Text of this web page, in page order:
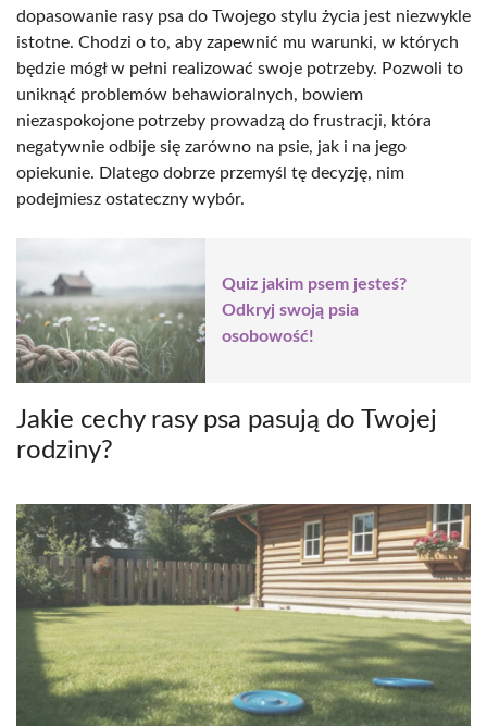
dopasowanie rasy psa do Twojego stylu życia jest niezwykle
istotne. Chodzi o to, aby zapewnić mu warunki, w których
będzie mógł w pełni realizować swoje potrzeby. Pozwoli to
uniknąć problemów behawioralnych, bowiem
niezaspokojone potrzeby prowadzą do frustracji, która
negatywnie odbije się zarówno na psie, jak i na jego
opiekunie. Dlatego dobrze przemyśl tę decyzję, nim
podejmiesz ostateczny wybór.
Quiz jakim psem jesteś?
Odkryj swoją psia
osobowość!
Jakie cechy rasy psa pasują do Twojej
rodziny?